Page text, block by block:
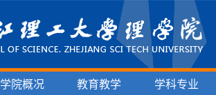
学院概况 教育教学 学科专业